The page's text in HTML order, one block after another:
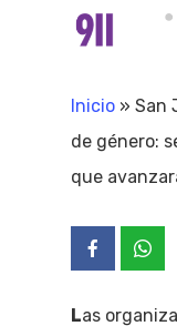
Inicio » San
de género:
que
Las